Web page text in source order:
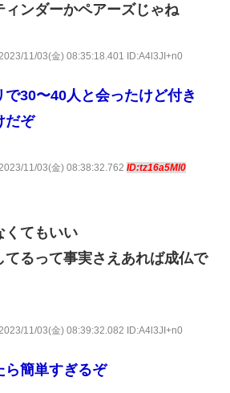
ィンダーかペアーズじゃね
11/03(金) 08:35:18.401 ID:A4l3JI+n0
30〜40人と会ったけど付き
だぞ
11/03(金) 08:38:32.762 ID:tz16a5Ml0
くてもいい
てるって事実さえあれば成仏で
11/03(金) 08:39:32.082 ID:A4l3JI+n0
ら簡単すぎるぞ